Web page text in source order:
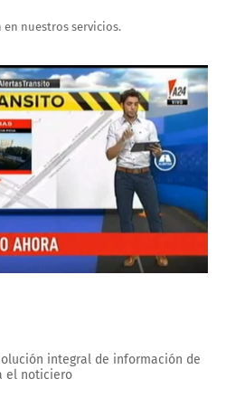
en nuestros servicios.
integral de información de
el noticiero